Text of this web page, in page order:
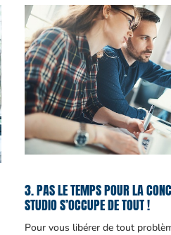
3. PAS LE TEMPS POUR LA
STUDIO S’OCCUPE DE TOUT !
Pour vous libérer de tout